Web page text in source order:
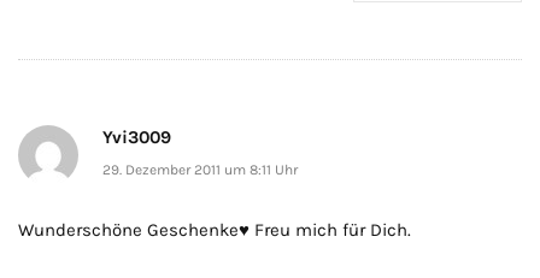
Yvi3009
29. Dezember 2011 um 8:11 Uhr
Wunderschöne Geschenke♥ Freu mich für Dich.